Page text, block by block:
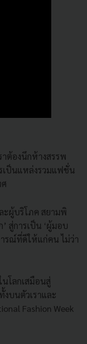
าต้องนึกห้างสรรพ
เป็นแหล่งรวมแฟชั่น
ะผู้บริโภค สยามพิ
สู่การเป็น ‘ผู้มอบ
รณ์ที่ดีให้แก่คน ไม่ว่า
โลกเสมือนสู่
บนตัวเราและ
Fashion Week